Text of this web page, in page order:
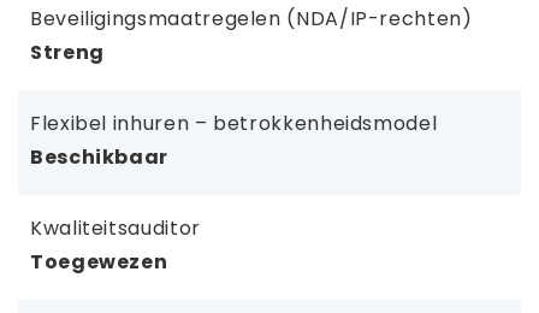
Beveiligingsmaatregelen (NDA/IP-rechten)
Streng
Flexibel inhuren – betrokkenheidsmodel
Beschikbaar
Kwaliteitsauditor
Toegewezen